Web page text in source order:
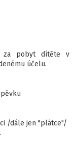
za pobyt dítěte v
účelu.
/dále jen "plátce"/